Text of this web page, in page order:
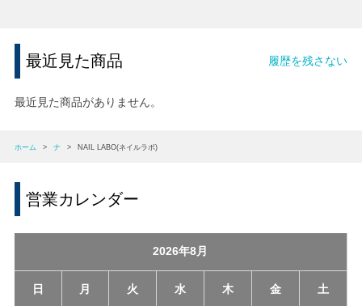
最近見た商品 履歴を残さない
最近見た商品がありません。
ホーム > ナ > NAIL LABO(ネイルラボ)
営業カレンダー
2026年8月
日 月 火 水 木 金 土